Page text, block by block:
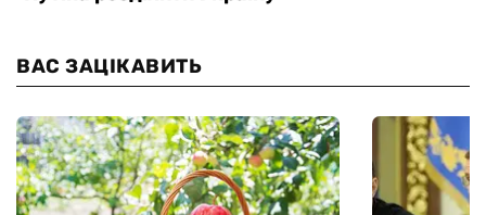
ВАС ЗАЦІКАВИТЬ